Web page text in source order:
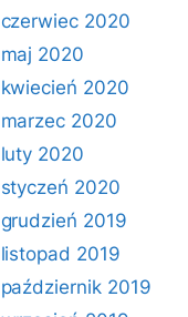
czerwiec 2020
maj 2020
kwiecień 2020
marzec 2020
luty 2020
styczeń 2020
grudzień 2019
listopad 2019
październik 2019